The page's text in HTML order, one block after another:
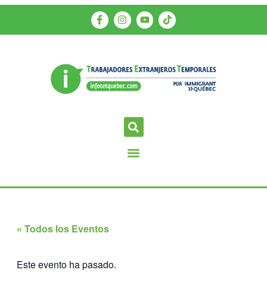
« Todos los Eventos
Este evento ha pasado.